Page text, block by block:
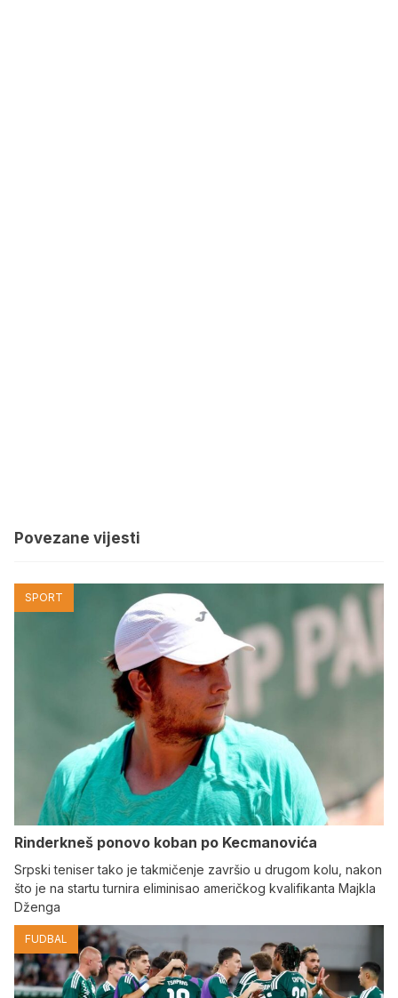
Povezane vijesti
SPORT
Rinderkneš ponovo koban po Kecmanovića
Srpski teniser tako je takmičenje završio u drugom kolu, nakon
što je na startu turnira eliminisao američkog kvalifikanta Majkla
Dženga
FUDBAL